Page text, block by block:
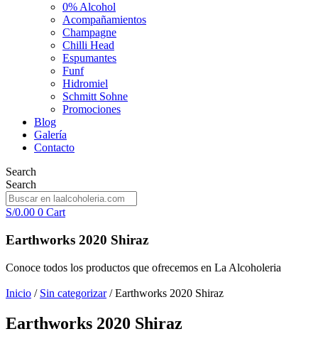
0% Alcohol
Acompañamientos
Champagne
Chilli Head
Espumantes
Funf
Hidromiel
Schmitt Sohne
Promociones
Blog
Galería
Contacto
Search
Search
S/0.00 0 Cart
Earthworks 2020 Shiraz
Conoce todos los productos que ofrecemos en La Alcoholeria
Inicio / Sin categorizar/ Earthworks 2020 Shiraz
Earthworks 2020 Shiraz